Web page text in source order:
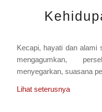
Kecapi, hayati dan alami
mengagumkan,
menyegarkan, suasana
Lihat seterusnya